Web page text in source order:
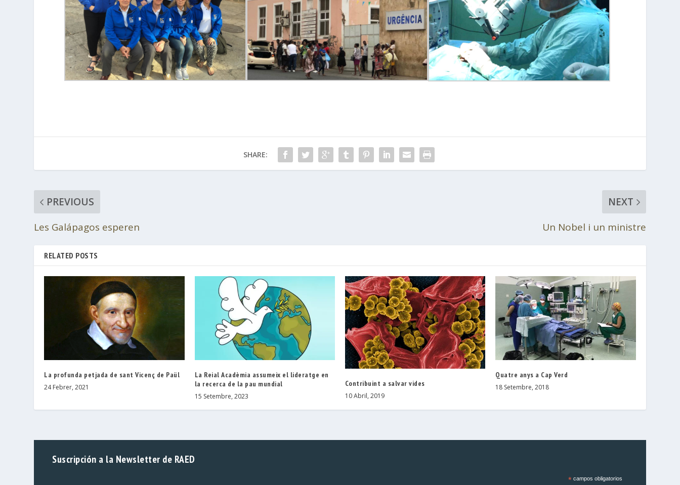
SHARE:
PREVIOUS
Les Galápagos esperen
NEXT
Un Nobel i un ministre
RELATED POSTS
La profunda petjada de sant Vicenç de Paül
24 Febrer, 2021
La Reial Acadèmia assumeix el lideratge en
la recerca de la pau mundial
15 Setembre, 2023
Contribuint a salvar vides
10 Abril, 2019
Quatre anys a Cap Verd
18 Setembre, 2018
Suscripción a la Newsletter de RAED
*campos obligatorios